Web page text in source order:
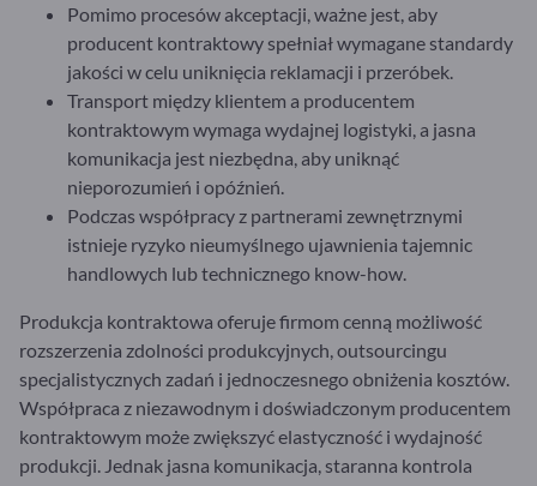
Pomimo procesów akceptacji, ważne jest, aby
producent kontraktowy spełniał wymagane standardy
jakości w celu uniknięcia reklamacji i przeróbek.
Transport między klientem a producentem
kontraktowym wymaga wydajnej logistyki, a jasna
komunikacja jest niezbędna, aby uniknąć
nieporozumień i opóźnień.
Podczas współpracy z partnerami zewnętrznymi
istnieje ryzyko nieumyślnego ujawnienia tajemnic
handlowych lub technicznego know-how.
Produkcja kontraktowa oferuje firmom cenną możliwość
rozszerzenia zdolności produkcyjnych, outsourcingu
specjalistycznych zadań i jednoczesnego obniżenia kosztów.
Współpraca z niezawodnym i doświadczonym producentem
kontraktowym może zwiększyć elastyczność i wydajność
produkcji. Jednak jasna komunikacja, staranna kontrola